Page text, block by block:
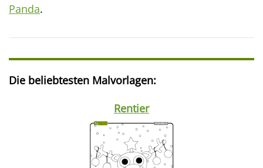
Panda.
Die beliebtesten Malvorlagen:
Rentier